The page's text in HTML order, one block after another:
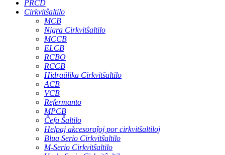
PRCD
Cirkvitŝaltilo
MCB
Nigra Cirkvitŝaltilo
MCCB
ELCB
RCBO
RCCB
Hidraŭlika Cirkvitŝaltilo
ACB
VCB
Refermanto
MPCB
Ĉefa Ŝaltilo
Helpaj akcesoraĵoj por cirkvitŝaltiloj
Blua Serio Cirkvitŝaltilo
M-Serio Cirkvitŝaltilo